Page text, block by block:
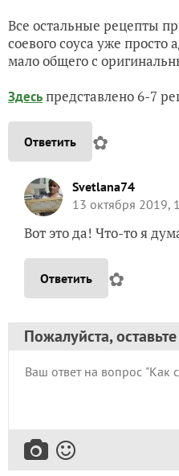
Все остальные рецепты
соевого соуса уже
мало общего с
Здесьпредставлено 6-7
Ответить ✿
Svetlana74
13 октября 2019,
Вот это да! Что-то я
Ответить ✿
Пожалуйста,